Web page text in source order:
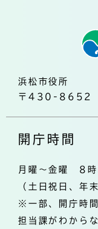
浜松市役所
〒430-8652
開庁時間
月曜～金曜 8
（土日祝日、年
※一部、開庁時
担当課がわから